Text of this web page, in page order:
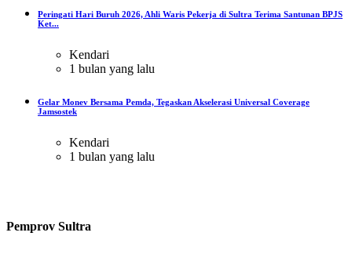
Peringati Hari Buruh 2026, Ahli Waris Pekerja di Sultra Terima Santunan BPJS
Ket...
Kendari
1 bulan yang lalu
Gelar Monev Bersama Pemda, Tegaskan Akselerasi Universal Coverage
Jamsostek
Kendari
1 bulan yang lalu
Pemprov Sultra